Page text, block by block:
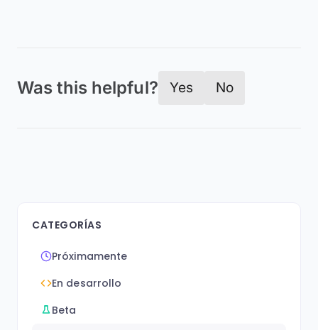
Was this helpful? Yes No
CATEGORÍAS
Próximamente
En desarrollo
Beta